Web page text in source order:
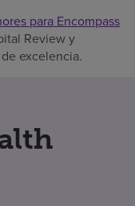
para Encompass
Review y
excelencia.